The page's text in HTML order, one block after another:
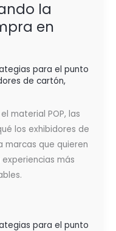
la
en
para el punto
de cartón,
material POP, las
los exhibidores de
marcas que quieren
más
para el punto